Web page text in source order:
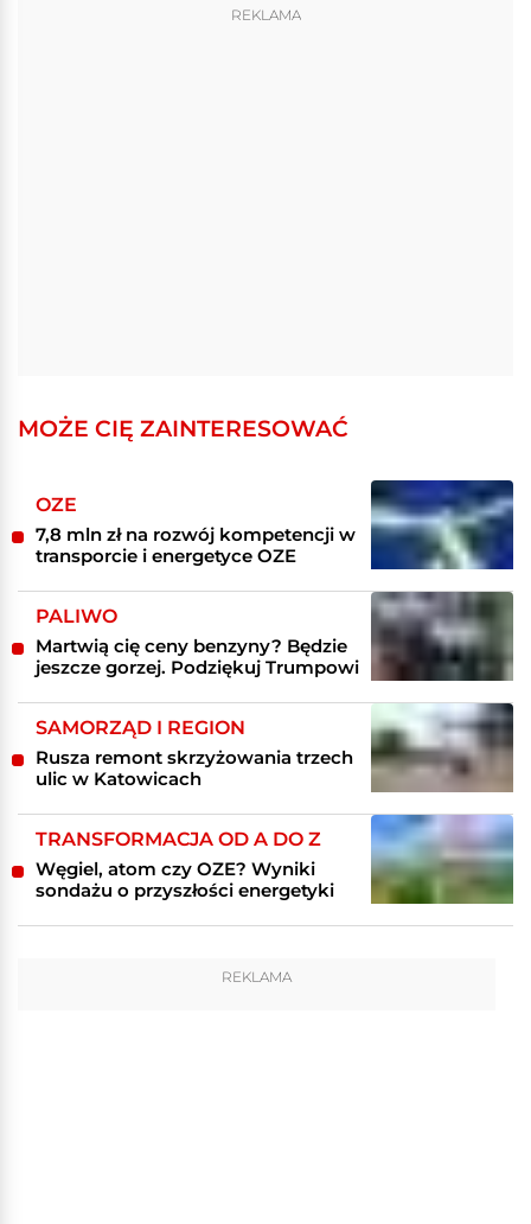
REKLAMA
MOŻE CIĘ ZAINTERESOWAĆ
OZE
7,8 mln zł na rozwój kompetencji w
transporcie i energetyce OZE
PALIWO
Martwią cię ceny benzyny? Będzie
jeszcze gorzej. Podziękuj Trumpowi
SAMORZĄD I REGION
Rusza remont skrzyżowania trzech
ulic w Katowicach
TRANSFORMACJA OD A DO Z
Węgiel, atom czy OZE? Wyniki
sondażu o przyszłości energetyki
REKLAMA